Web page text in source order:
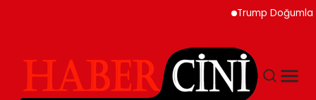
Trump Doğumla